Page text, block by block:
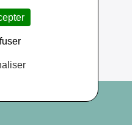
adhérents
référencés